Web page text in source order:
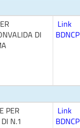
DI
Link
BDNCP
PER
N.1
Link
BDNCP